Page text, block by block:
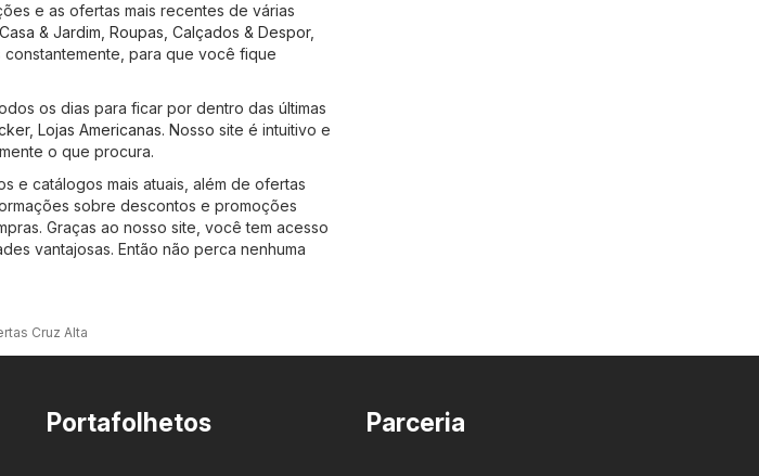
e as ofertas mais recentes de várias
Casa & Jardim Roupas, Calçados & Despor,
constantemente, para que você fique
os dias para ficar por dentro das últimas
, Lojas Americanas. Nosso site é intuitivo e
o que procura.
e catálogos mais atuais, além de ofertas
sobre descontos e promoções
Graças ao nosso site, você tem acesso
vantajosas. Então não perca nenhuma
Cruz Alta
Portafolhetos Parceria